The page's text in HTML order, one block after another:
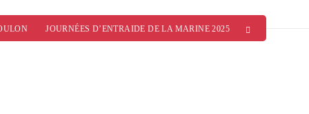
JOURNÉES D’ENTRAIDE DE LA MARINE 2025